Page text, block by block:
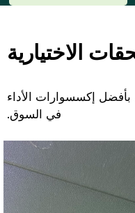
الاختيارية
إكسسوارات الأداء
في السوق.